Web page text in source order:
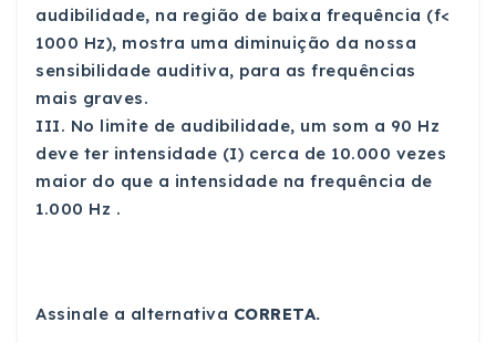
audibilidade, na região de baixa frequência (f<
1000 Hz), mostra uma diminuição da nossa
sensibilidade auditiva, para as frequências
mais graves.
III. No limite de audibilidade, um som a 90 Hz
deve ter intensidade (I) cerca de 10.000 vezes
maior do que a intensidade na frequência de
1.000 Hz .
Assinale a alternativa CORRETA.